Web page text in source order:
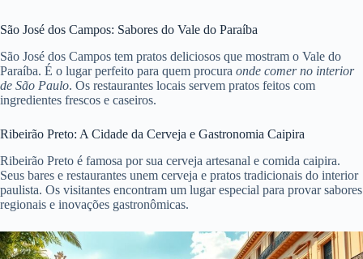
São José dos Campos: Sabores do Vale do Paraíba
São José dos Campos tem pratos deliciosos que mostram o Vale do
Paraíba. É o lugar perfeito para quem procura onde comer no interior
de São Paulo. Os restaurantes locais servem pratos feitos com
ingredientes frescos e caseiros.
Ribeirão Preto: A Cidade da Cerveja e Gastronomia Caipira
Ribeirão Preto é famosa por sua cerveja artesanal e comida caipira.
Seus bares e restaurantes unem cerveja e pratos tradicionais do interior
paulista. Os visitantes encontram um lugar especial para provar sabores
regionais e inovações gastronômicas.